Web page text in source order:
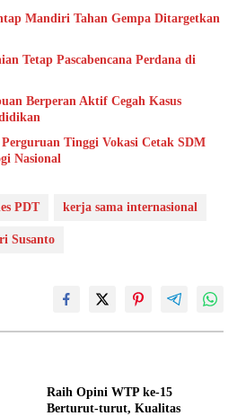
Mandiri Tahan Gempa Ditargetkan
Tetap Pascabencana Perdana di
Berperan Aktif Cegah Kasus
Tinggi Vokasi Cetak SDM
Nasional
PDT kerja sama internasional
Susanto
Raih Opini WTP ke-15
Berturut-turut, Kualitas